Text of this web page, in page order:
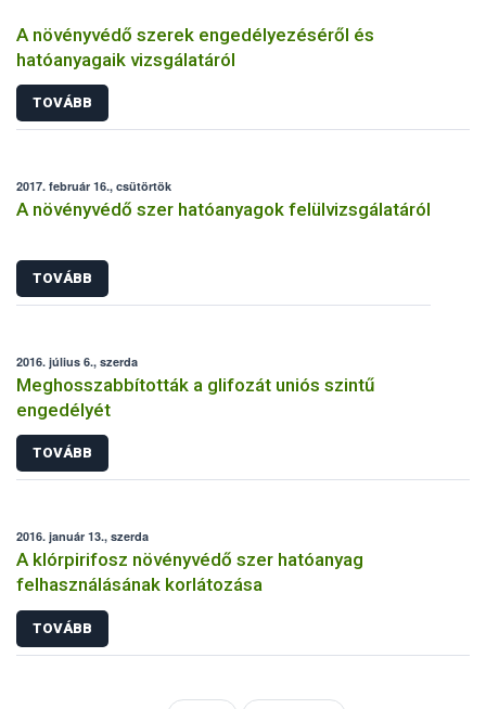
A növényvédő szerek engedélyezéséről és
hatóanyagaik vizsgálatáról
TOVÁBB
2017. február 16., csütörtök
A növényvédő szer hatóanyagok felülvizsgálatáról
TOVÁBB
2016. július 6., szerda
Meghosszabbították a glifozát uniós szintű
engedélyét
TOVÁBB
2016. január 13., szerda
A klórpirifosz növényvédő szer hatóanyag
felhasználásának korlátozása
TOVÁBB